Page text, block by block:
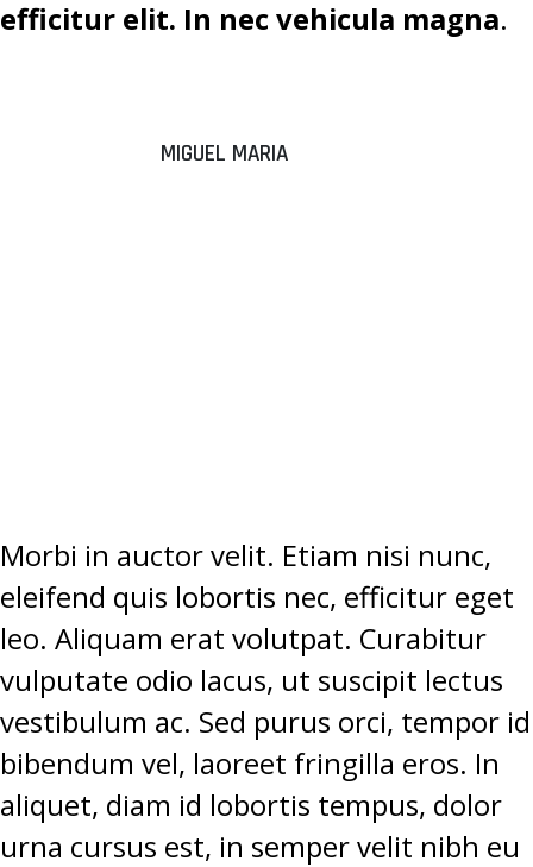
efficitur elit. In nec vehicula magna.
MIGUEL MARIA
Morbi in auctor velit. Etiam nisi nunc,
eleifend quis lobortis nec, efficitur eget
leo. Aliquam erat volutpat. Curabitur
vulputate odio lacus, ut suscipit lectus
vestibulum ac. Sed purus orci, tempor id
bibendum vel, laoreet fringilla eros. In
aliquet, diam id lobortis tempus, dolor
urna cursus est, in semper velit nibh eu